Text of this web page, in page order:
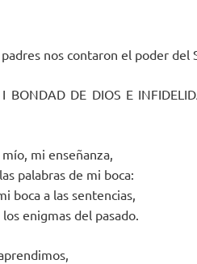
nos contaron el poder del
DE DIOS E
mi enseñanza,
palabras de mi boca:
boca a las sentencias,
enigmas del pasado.